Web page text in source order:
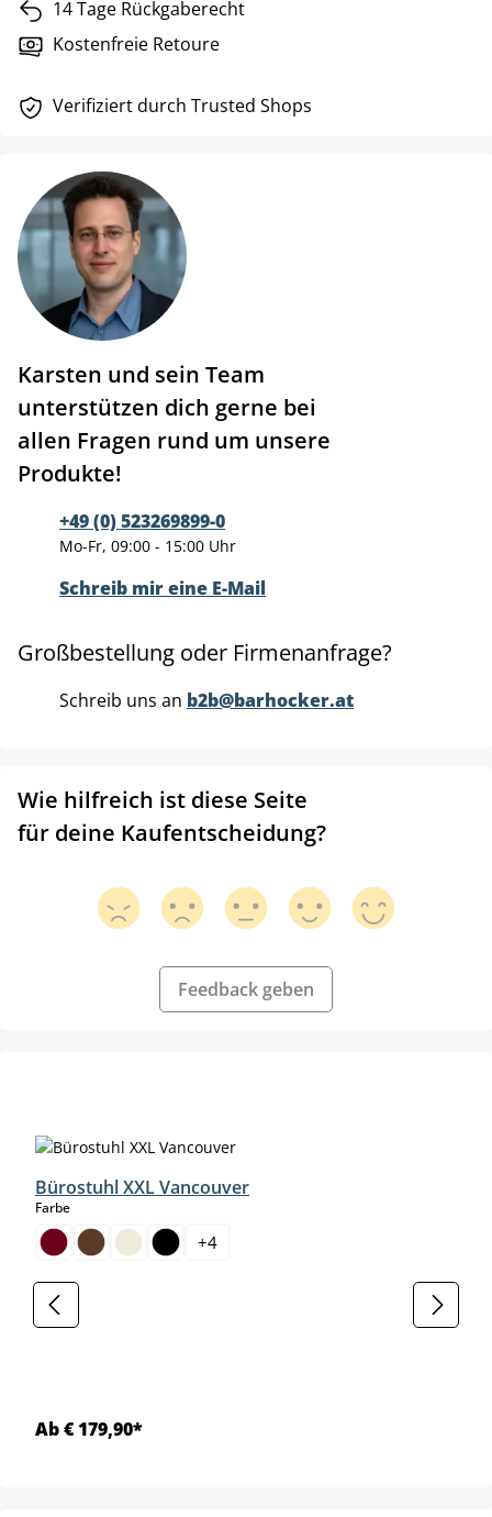
14 Tage Rückgaberecht
Kostenfreie Retoure
Verifiziert durch Trusted Shops
Karsten und sein Team
unterstützen dich gerne bei
allen Fragen rund um unsere
Produkte!
+49 (0) 523269899-0
Mo-Fr, 09:00 - 15:00 Uhr
Schreib mir eine E-Mail
Großbestellung oder Firmenanfrage?
Schreib uns an b2b@barhocker.at
Wie hilfreich ist diese Seite
für deine Kaufentscheidung?
Feedback geben
Bürostuhl XXL Vancouver
Farbeauswählen
+4
Ab € 179,90*